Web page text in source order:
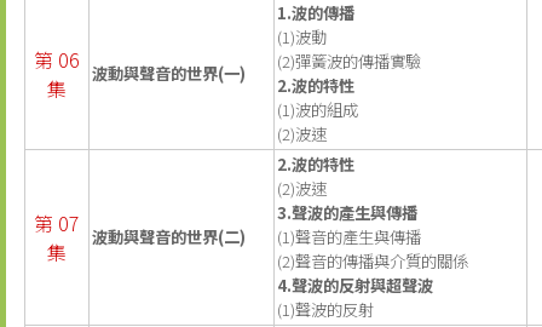
第 06
集
波動與聲音的世界(一)
1.波的傳播
(1)波動
(2)彈簧波的傳播實驗
2.波的特性
(1)波的組成
(2)波速
第 07
集
波動與聲音的世界(二)
2.波的特性
(2)波速
3.聲波的產生與傳播
(1)聲音的產生與傳播
(2)聲音的傳播與介質的關係
4.聲波的反射與超聲波
(1)聲波的反射